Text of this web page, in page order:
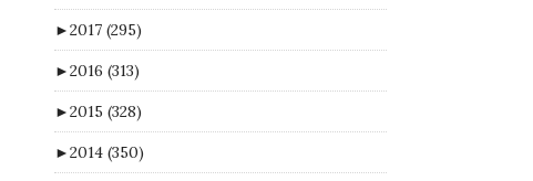
►2017 (295)
►2016 (313)
►2015 (328)
►2014 (350)